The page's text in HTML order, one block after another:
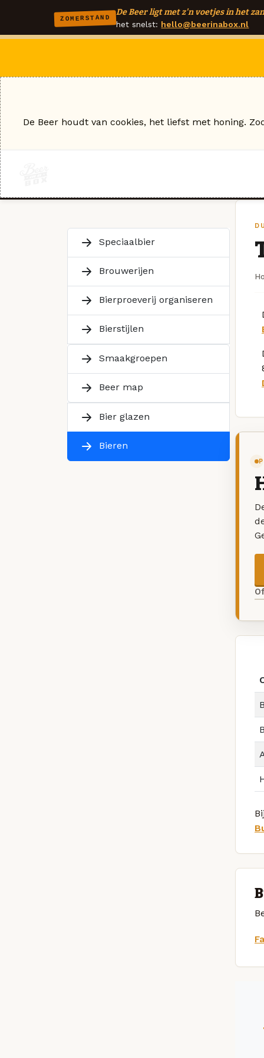
ZOMERSTAND
De Beer ligt met z'n voetjes in het
het snelst: hello@beerinabox.nl
Speciaalbier
Brouwerijen
Bierproeverij organiseren
Bierstijlen
Smaakgroepen
Beer map
Bier glazen
Bieren
De Beer houdt van cookies, het liefst met honing.